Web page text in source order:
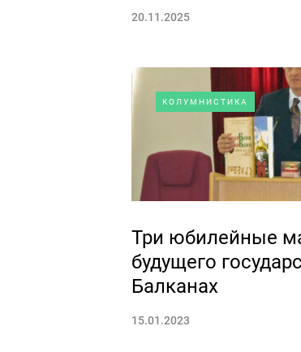
20.11.2025
КОЛУМНИСТИКА
Три юбилейные
будущего
Балканах
15.01.2023